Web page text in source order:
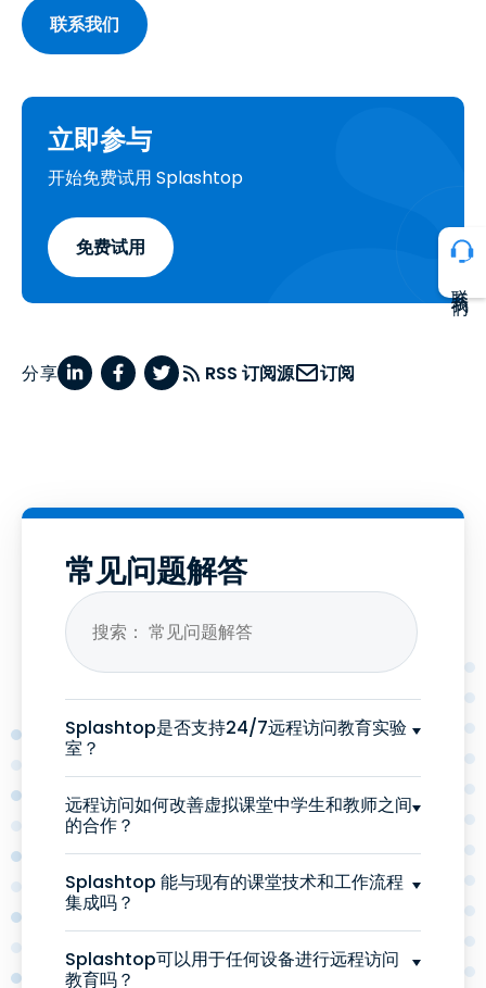
联系我们
立即参与
开始免费试用 Splashtop
免费试用
分享 RSS 订阅源 订阅
常见问题解答
Splashtop是否支持24/7远程访问教育实验
室？
远程访问如何改善虚拟课堂中学生和教师之间
的合作？
Splashtop 能与现有的课堂技术和工作流程
集成吗？
Splashtop可以用于任何设备进行远程访问
教育吗？